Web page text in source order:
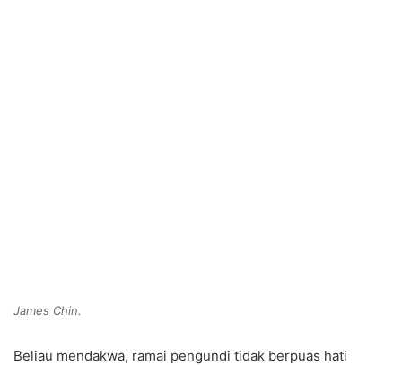
James Chin.
Beliau mendakwa, ramai pengundi tidak berpuas hati